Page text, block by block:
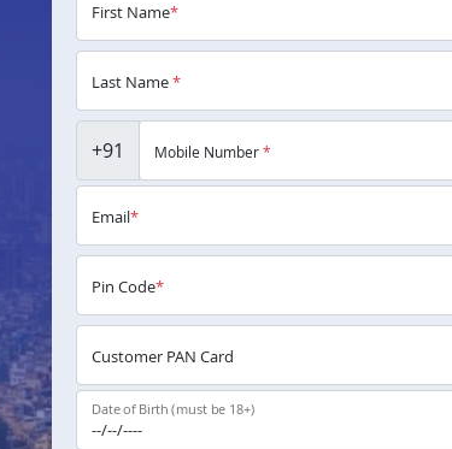
First Name*
Last Name*
+91 Mobile Number*
Email*
Pin Code*
Customer PAN Card
Date of Birth (must be 18+)